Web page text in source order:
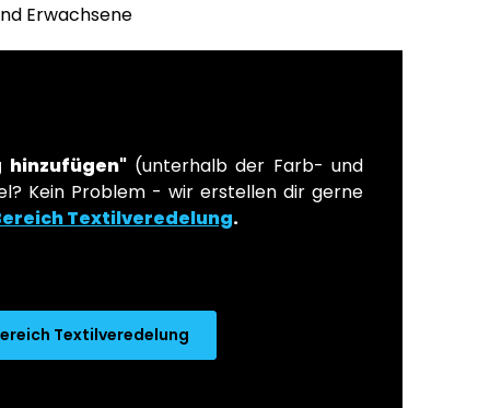
Erwachsene
hinzufügen"(unterhalb der Farb- und
Kein Problem - wir erstellen dir gerne
Textilveredelung.
Textilveredelung